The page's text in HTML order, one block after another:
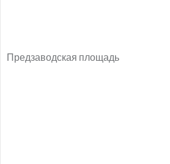
Предзаводская площадь